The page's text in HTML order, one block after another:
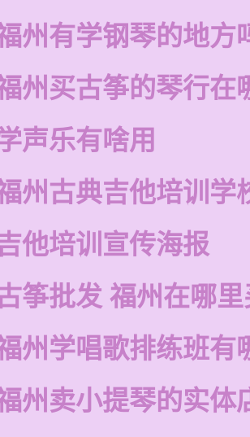
州有学钢琴的地方
州买古筝的琴行在
声乐有啥用
州古典吉他培训学
他培训宣传海报
筝批发 福州在哪
州学唱歌排练班有
州卖小提琴的实体